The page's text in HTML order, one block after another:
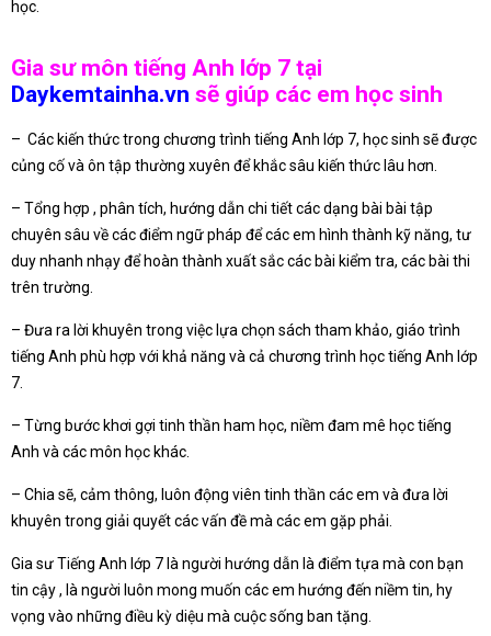
học.
Gia sư môn tiếng Anh lớp 7 tại
Daykemtainha.vn sẽ giúp các em học sinh
– Các kiến thức trong chương trình tiếng Anh lớp 7, học sinh sẽ được
củng cố và ôn tập thường xuyên để khắc sâu kiến thức lâu hơn.
– Tổng hợp , phân tích, hướng dẫn chi tiết các dạng bài bài tập
chuyên sâu về các điểm ngữ pháp để các em hình thành kỹ năng, tư
duy nhanh nhạy để hoàn thành xuất sắc các bài kiểm tra, các bài thi
trên trường.
– Đưa ra lời khuyên trong việc lựa chọn sách tham khảo, giáo trình
tiếng Anh phù hợp với khả năng và cả chương trình học tiếng Anh lớp
7.
– Từng bước khơi gợi tinh thần ham học, niềm đam mê học tiếng
Anh và các môn học khác.
– Chia sẽ, cảm thông, luôn động viên tinh thần các em và đưa lời
khuyên trong giải quyết các vấn đề mà các em gặp phải.
Gia sư Tiếng Anh lớp 7 là người hướng dẫn là điểm tựa mà con bạn
tin cậy , là người luôn mong muốn các em hướng đến niềm tin, hy
vọng vào những điều kỳ diệu mà cuộc sống ban tặng.